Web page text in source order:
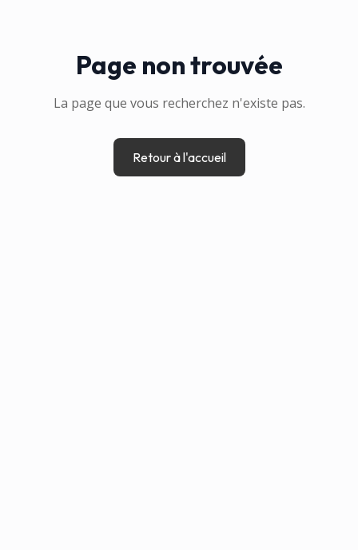
Page non trouvée
La page que vous recherchez n'existe pas.
Retour à l'accueil